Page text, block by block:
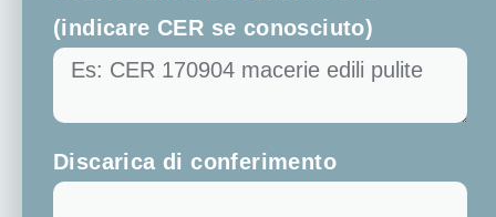
(indicare CER se conosciuto)
Discarica di conferimento